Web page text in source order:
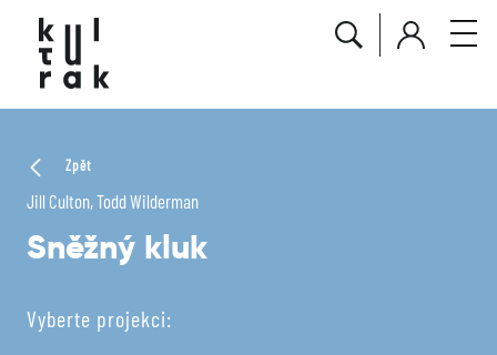
Zpět
Jill Culton, Todd Wilderman
Sněžný kluk
Vyberte projekci: